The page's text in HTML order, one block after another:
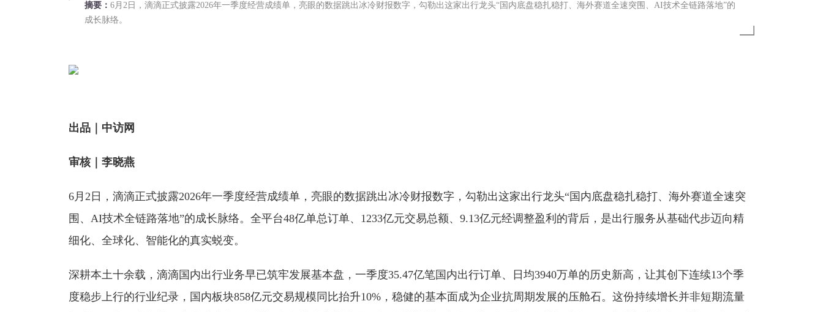
摘要： 6月2日，滴滴正式披露2026年一季度经营成绩单，亮眼的数据跳出冰冷财报数字，勾勒出这家出行龙头“国内底盘稳扎稳打、海外赛道全速突围、AI技术全链路落地”的
成长脉络。
出品｜中访网
审核｜李晓燕
6月2日，滴滴正式披露2026年一季度经营成绩单，亮眼的数据跳出冰冷财报数字，勾勒出这家出行龙头“国内底盘稳扎稳打、海外赛道全速突
围、AI技术全链路落地”的成长脉络。全平台48亿单总订单、1233亿元交易总额、9.13亿元经调整盈利的背后，是出行服务从基础代步迈向精
细化、全球化、智能化的真实蜕变。
深耕本土十余载，滴滴国内出行业务早已筑牢发展基本盘，一季度35.47亿笔国内出行订单、日均3940万单的历史新高，让其创下连续13个季
度稳步上行的行业纪录，国内板块858亿元交易规模同比抬升10%，稳健的基本面成为企业抗周期发展的压舱石。这份持续增长并非短期流量